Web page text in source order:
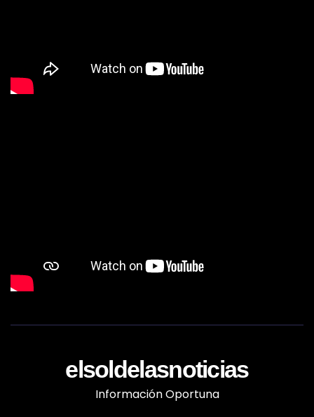
elsoldelasnoticias
Información Oportuna